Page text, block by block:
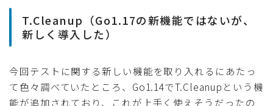
T.Cleanup（Go1.17の新機能ではないが、
新しく導入した）
今回テストに関する新しい機能を取り入れるにあたっ
て色々調べていたところ、Go1.14でT.Cleanupという機
能が追加されており、これが上手く使えそうだったの